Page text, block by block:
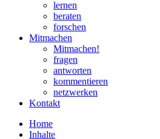
lernen
beraten
forschen
Mitmachen
Mitmachen!
fragen
antworten
kommentieren
netzwerken
Kontakt
Home
Inhalte